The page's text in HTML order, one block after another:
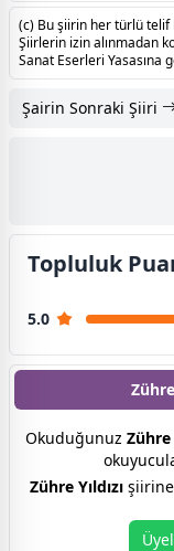
(c) Bu şiirin her türlü telif
Şiirlerin izin alınmadan
Sanat Eserleri Yasasına
Şairin Sonraki Şiiri
Topluluk
5.0
Okuduğunuz Zühre
Zühre Yıldızışiirine